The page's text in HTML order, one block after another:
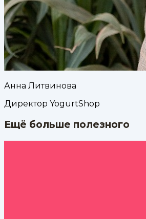
Анна Литвинова
Директор YogurtShop
Ещё больше полезного